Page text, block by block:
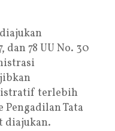
dan 78 UU No. 30
terlebih
Pengadilan Tata
diajukan.